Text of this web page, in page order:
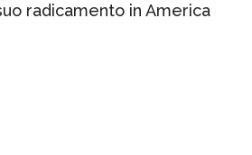
radicamento in America